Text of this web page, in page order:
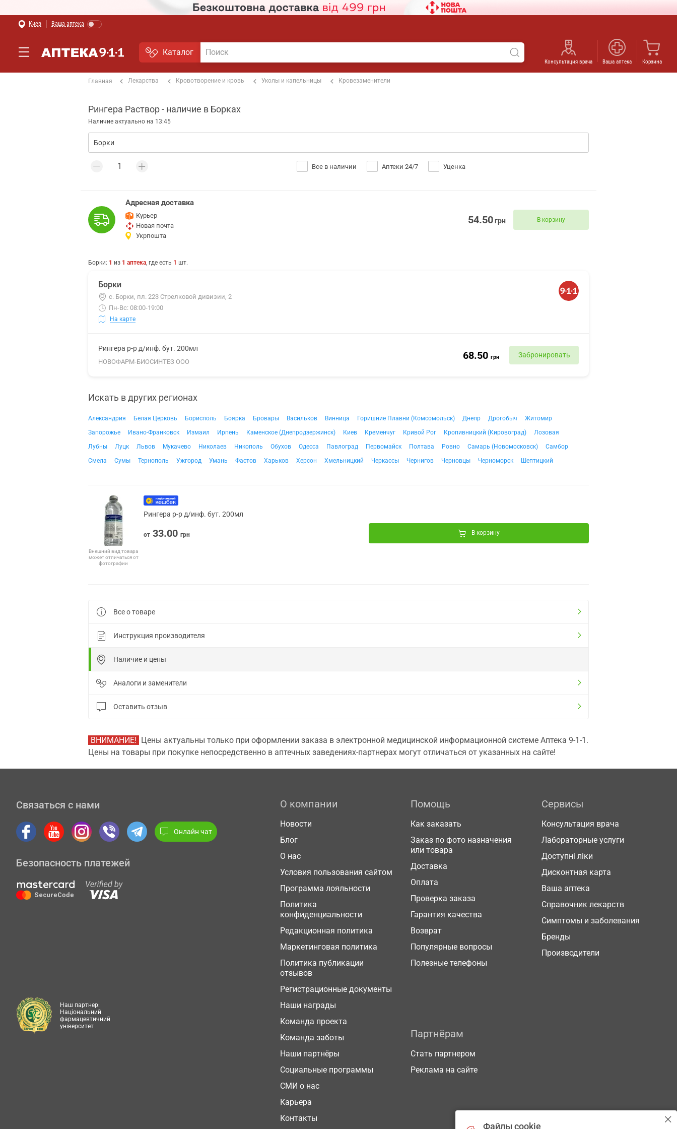
Киев Ваша аптека
Каталог
Консультация врача Ваша аптека Корзина
Главная Лекарства Кровотворение и кровь Уколы и капельницы Кровезаменители
Рингера Раствор - наличие в Борках
Наличие актуально на 13:45
Все в наличии Аптеки 24/7 Уценка
Адресная доставка
Курьер
Новая почта
Укрпошта
54.50грн В корзину
Борки: 1 из 1 аптека, где есть 1 шт.
Борки
с. Борки, пл. 223 Стрелковой дивизии, 2
Пн-Вс: 08:00-19:00
На карте
Рингера р-р д/инф. бут. 200мл
НОВОФАРМ-БИОСИНТЕЗ ООО
68.50 грн Забронировать
Искать в других регионах
Александрия Белая Церковь Борисполь Боярка Бровары Васильков Винница Горишние Плавни (Комсомольск) Днепр Дрогобыч
Житомир
Запорожье
Ивано-Франковск Измаил Ирпень Каменское (Днепродзержинск) Киев Кременчуг Кривой Рог Кропивницкий (Кировоград)
Лозовая
Лубны
Луцк Львов Мукачево Николаев Никополь Обухов Одесса Павлоград Первомайск Полтава Ровно Самарь (Новомосковск)
Самбор
Смела
Сумы Тернополь Ужгород Умань Фастов Харьков Херсон Хмельницкий Черкассы Чернигов Черновцы Черноморск Шептицкий
Внешний вид товара
может отличаться от
фотографии
Рингера р-р д/инф. бут. 200мл
от 33.00 грн В корзину
Все о товаре
Инструкция производителя
Наличие и цены
Аналоги и заменители
Оставить отзыв
ВНИМАНИЕ! Цены актуальны только при оформлении заказа в электронной медицинской информационной системе Аптека 9-1-1.
Цены на товары при покупке непосредственно в аптечных заведениях-партнерах могут отличаться от указанных на сайте!
Связаться с нами
Онлайн чат
Безопасность платежей
О компании
Новости
Блог
О нас
Условия пользования сайтом
Программа лояльности
Политика
конфиденциальности
Редакционная политика
Маркетинговая политика
Политика публикации
отзывов
Регистрационные документы
Наши награды
Команда проекта
Команда заботы
Наши партнёры
Социальные программы
СМИ о нас
Карьера
Контакты
Помощь
Как заказать
Заказ по фото назначения
или товара
Доставка
Оплата
Проверка заказа
Гарантия качества
Возврат
Популярные вопросы
Полезные телефоны
Сервисы
Консультация врача
Лабораторные услуги
Доступні ліки
Дисконтная карта
Ваша аптека
Справочник лекарств
Симптомы и заболевания
Бренды
Производители
Партнёрам
Стать партнером
Реклама на сайте
Наш партнер:
Національний
фармацевтичний
університет
Файлы cookie